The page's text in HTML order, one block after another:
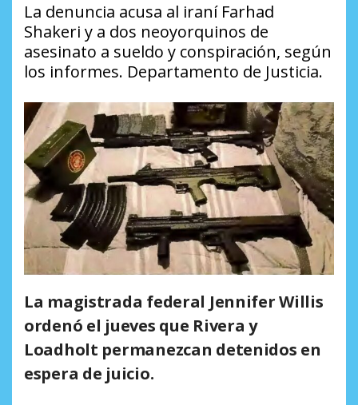
La denuncia acusa al iraní Farhad
Shakeri y a dos neoyorquinos de
asesinato a sueldo y conspiración, según
los informes. Departamento de Justicia.
La magistrada federal Jennifer Willis
ordenó el jueves que Rivera y
Loadholt permanezcan detenidos en
espera de juicio.